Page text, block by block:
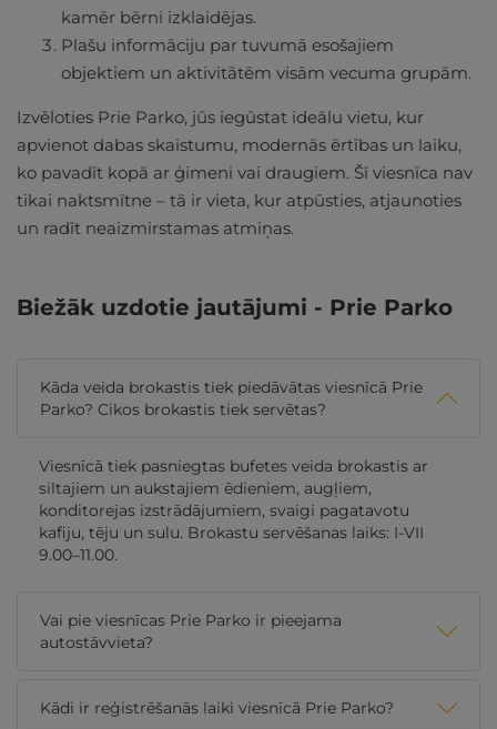
kamēr bērni izklaidējas.
Plašu informāciju par tuvumā esošajiem
objektiem un aktivitātēm visām vecuma grupām.
Izvēloties Prie Parko, jūs iegūstat ideālu vietu, kur
apvienot dabas skaistumu, modernās ērtības un laiku,
ko pavadīt kopā ar ģimeni vai draugiem. Šī viesnīca nav
tikai naktsmītne – tā ir vieta, kur atpūsties, atjaunoties
un radīt neaizmirstamas atmiņas.
Biežāk uzdotie jautājumi - Prie Parko
Kāda veida brokastis tiek piedāvātas viesnīcā Prie
Parko? Cikos brokastis tiek servētas?
Viesnīcā tiek pasniegtas bufetes veida brokastis ar
siltajiem un aukstajiem ēdieniem, augļiem,
konditorejas izstrādājumiem, svaigi pagatavotu
kafiju, tēju un sulu. Brokastu servēšanas laiks: I-VII
9.00–11.00.
Vai pie viesnīcas Prie Parko ir pieejama
autostāvvieta?
Kādi ir reģistrēšanās laiki viesnīcā Prie Parko?